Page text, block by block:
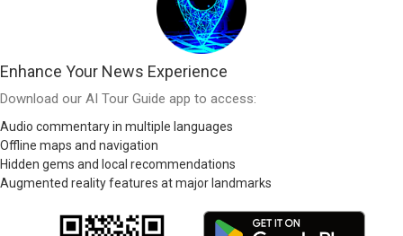
Enhance Your News Experience
Download our AI Tour Guide app to access:
Audio commentary in multiple languages
Offline maps and navigation
Hidden gems and local recommendations
Augmented reality features at major landmarks